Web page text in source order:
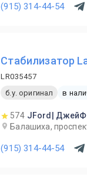
(915) 314-44-54
Стабилизатор
LR035457
б.у. оригинал
в
574 JFord|
Балашиха,
(915) 314-44-54